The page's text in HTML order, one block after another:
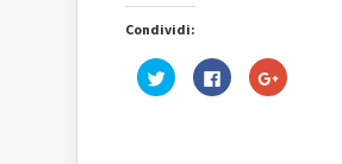
Condividi:
Fai
clic
Fai
clic
Fai
clic